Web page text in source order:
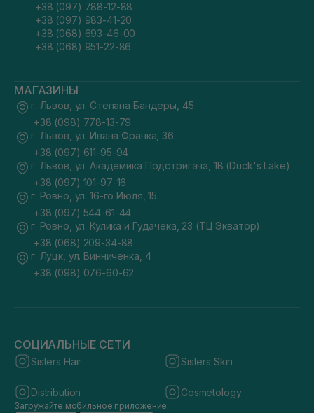
+38 (097) 788-12-88
+38 (097) 983-41-20
+38 (068) 693-46-00
+38 (068) 951-22-86
МАГАЗИНЫ
г. Львов, ул. Степана Бандеры, 45
+38 (098) 778-13-79
г. Львов, ул. Ивана Франка, 36
+38 (097) 611-95-94
г. Львов, ул. Академика Подстригача, 1В (Duck's Lake)
+38 (097) 101-97-16
г. Ровно, ул. 16-го Июля, 15
+38 (097) 544-61-44
г. Ровно, ул. Кулика и Гудачека, 23 (ТЦ Экватор)
+38 (068) 209-34-88
г. Луцк, ул. Винниченка, 4
+38 (098) 076-60-62
СОЦИАЛЬНЫЕ СЕТИ
Sisters Hair Sisters Skin
Distribution Cosmetology
Загружайте мобильное приложение